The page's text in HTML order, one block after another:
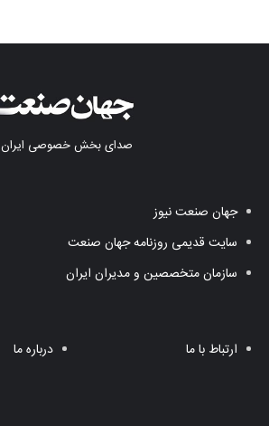
صدای بخش خصوصی ایران
جهان صنعت نیوز
سایت قدیمی روزنامه جهان صنعت
سازمان متخصصین و مدیران ایران
ارتباط با ما درباره ما